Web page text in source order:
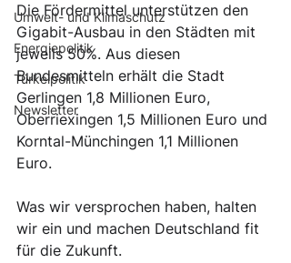
Umwelt- und Klimaschutz
Energiepolitik
Türkeipolitik
Newsletter
Die Fördermittel unterstützen den
Gigabit-Ausbau in den Städten mit
jeweils 50%. Aus diesen
Bundesmitteln erhält die Stadt
Gerlingen 1,8 Millionen Euro,
Oberriexingen 1,5 Millionen Euro und
Korntal-Münchingen 1,1 Millionen
Euro.
Was wir versprochen haben, halten
wir ein und machen Deutschland fit
für die Zukunft.